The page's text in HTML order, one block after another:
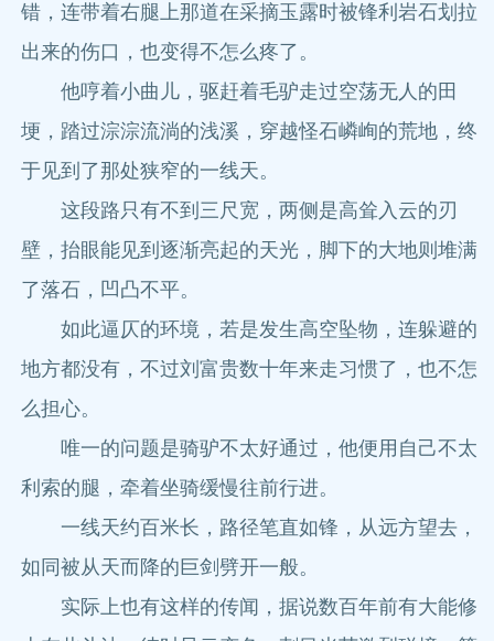
错，连带着右腿上那道在采摘玉露时被锋利岩石划拉
出来的伤口，也变得不怎么疼了。
他哼着小曲儿，驱赶着毛驴走过空荡无人的田
埂，踏过淙淙流淌的浅溪，穿越怪石嶙峋的荒地，终
于见到了那处狭窄的一线天。
这段路只有不到三尺宽，两侧是高耸入云的刃
壁，抬眼能见到逐渐亮起的天光，脚下的大地则堆满
了落石，凹凸不平。
如此逼仄的环境，若是发生高空坠物，连躲避的
地方都没有，不过刘富贵数十年来走习惯了，也不怎
么担心。
唯一的问题是骑驴不太好通过，他便用自己不太
利索的腿，牵着坐骑缓慢往前行进。
一线天约百米长，路径笔直如锋，从远方望去，
如同被从天而降的巨剑劈开一般。
实际上也有这样的传闻，据说数百年前有大能修